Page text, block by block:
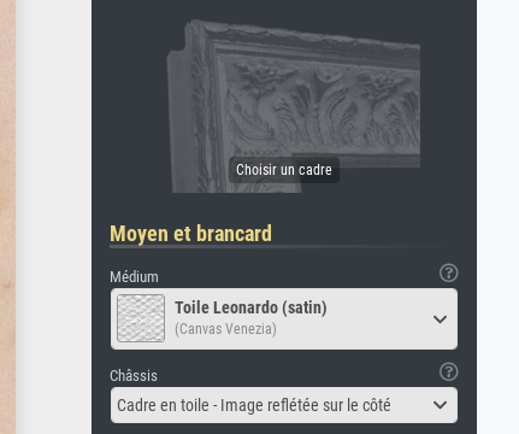
Moyen et brancard
Médium
Toile Leonardo (satin)
(Canvas Venezia)
Châssis
Cadre en toile - Image reflétée sur le côté